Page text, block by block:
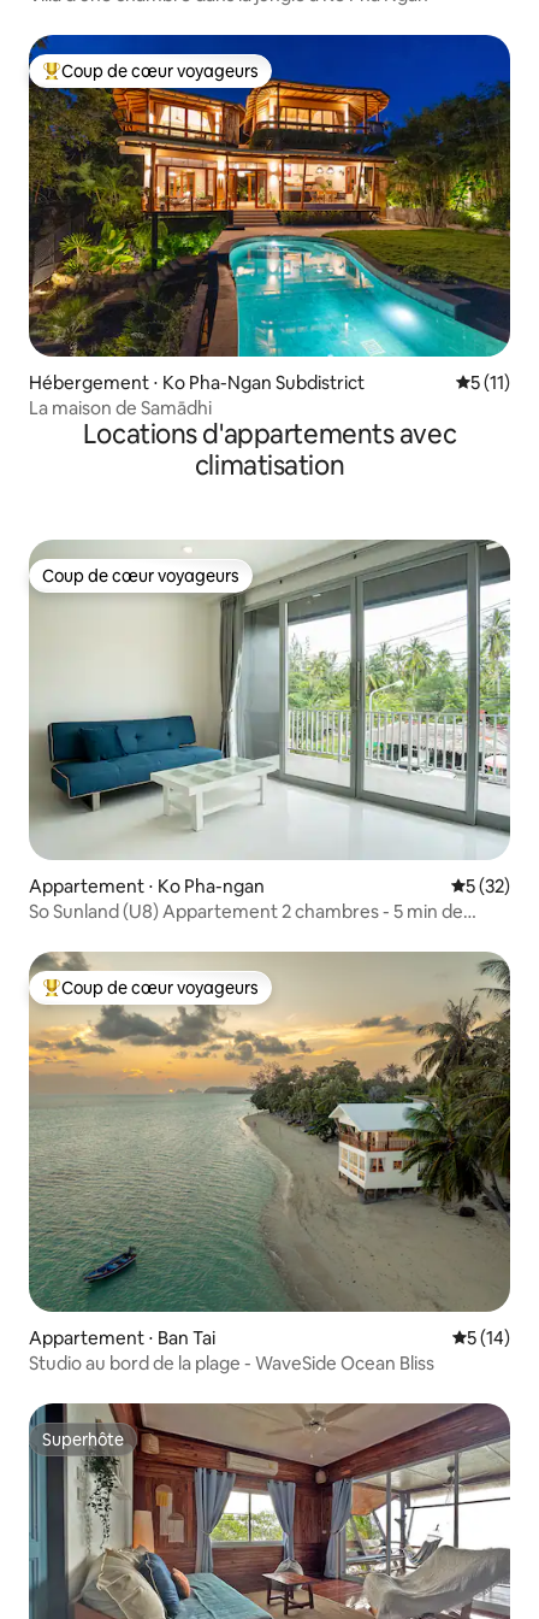
Coups de cœur voyageurs les plus appréciés
Coup de cœur voyageurs
Hébergement ⋅ Ko Pha-Ngan Subdistrict
5 (11)
La maison de Samādhi
Locations d'appartements avec
climatisation
Coup de cœur voyageurs
Coup de cœur voyageurs
Appartement ⋅ Ko Pha-ngan
5 (32)
So Sunland (U8) Appartement 2 chambres - 5 min de
Coups de cœur voyageurs les plus appréciés
Coup de cœur voyageurs
Appartement ⋅ Ban Tai
5 (14)
Studio au bord de la plage - WaveSide Ocean Bliss
Superhôte
Superhôte